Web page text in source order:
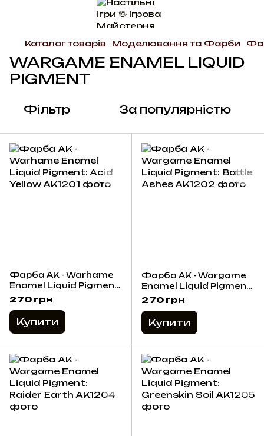
Каталог товарів Моделювання та Фарби
WARGAME ENAMEL LIQUID
PIGMENT
Фільтр За популярністю
Фарба AK - Warhame
Enamel Liquid Pigment:
Acid Yellow
270 грн
Купити
Фарба AK - Wargame
Enamel Liquid Pigment:
Battle Ashes
270 грн
Купити